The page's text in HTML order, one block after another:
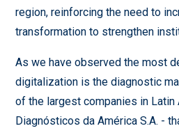
region, reinforcing the need to
transformation to strengthen
As we have observed the most
digitalization is the diagnostic
of the largest companies in Latin
Diagnósticos da América S.A. -